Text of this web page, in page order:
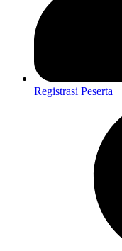
Registrasi Peserta